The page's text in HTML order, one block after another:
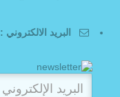
البريد الالكتروني :